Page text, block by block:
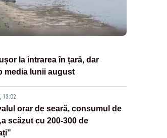
la intrarea în țară, dar
media lunii august
13:02
orar de seară, consumul de
scăzut cu 200-300 de